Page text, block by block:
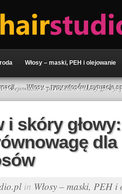
Włosy – maski, PEH i olejowanie
Włosy – typy włosów i sytuacje
i olejowanie» pH włosów i skóry
i skóry
in Włosy – maski, PEH